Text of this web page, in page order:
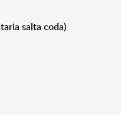
salta coda)